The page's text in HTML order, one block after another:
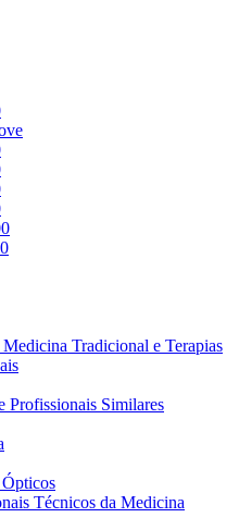
Medicina Tradicional e Terapias
Profissionais Similares
Técnicos da Medicina